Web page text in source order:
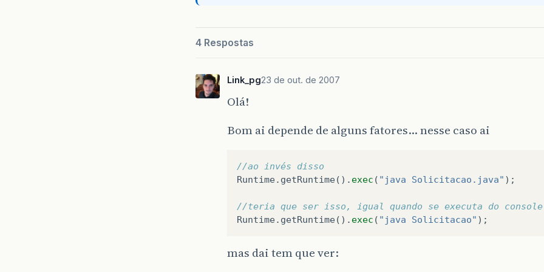
4 Respostas
Link_pg23 de out. de 2007
Olá!
Bom ai depende de alguns fatores… nesse caso ai
//ao invés disso
Runtime. getRuntime(). exec ( "java Solicitacao.java" );
//teria que ser isso, igual quando se executa do
Runtime. getRuntime(). exec ( "java Solicitacao" );
mas dai tem que ver: